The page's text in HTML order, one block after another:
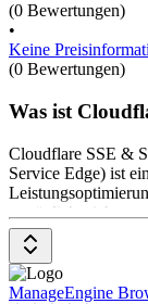
(0 Bewertungen)
•
Keine
(0 Bewertungen)
Was ist
Cloudflare SSE &
Service Edge) ist
ermöglicht
jedem Ort und
CASB und SWG
unterstützt
Arbeitskräfte. Die
ManageEngine